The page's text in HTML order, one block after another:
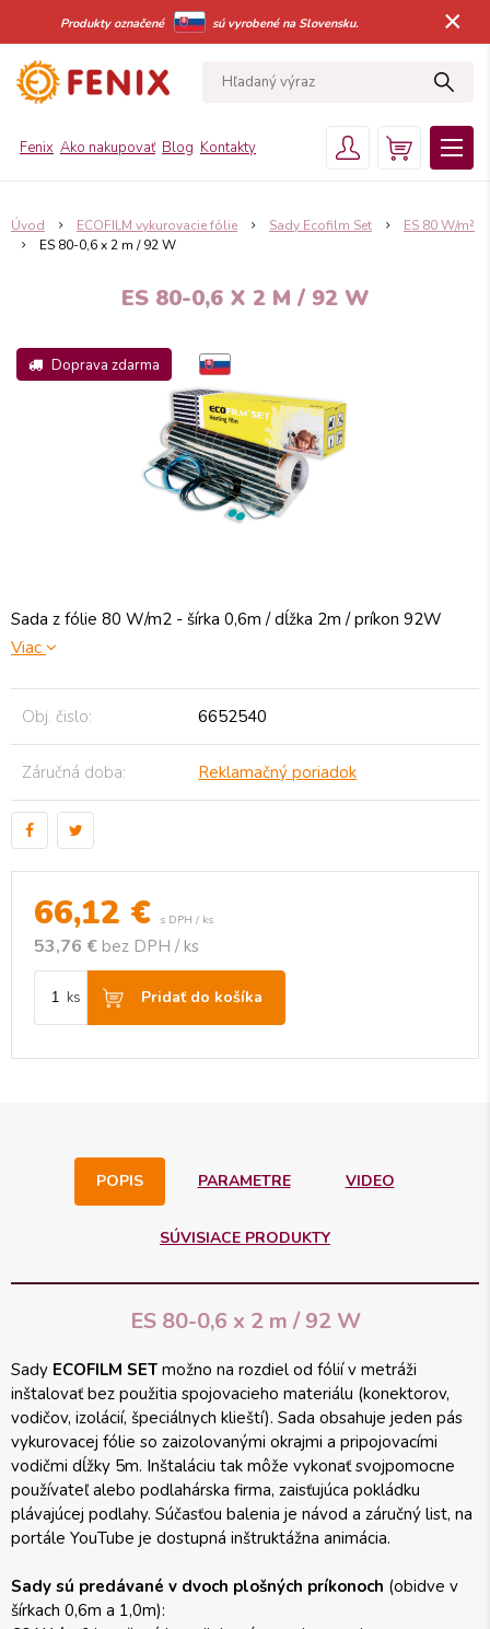
Produkty označené sú vyrobené na Slovensku. ×
Fenix Ako nakupovať Blog Kontakty
Úvod ECOFILM vykurovacie fólie Sady Ecofilm Set
ES 80 W/m²
ES 80-0,6 x 2 m / 92 W
ES 80-0,6 X 2 M / 92 W
Doprava zdarma
66,12 € s DPH / ks
53,76 € bez DPH / ks
ks Pridať do košíka
Sada z fólie 80 W/m2 - šírka 0,6m / dĺžka 2m / príkon 92W
Viac
Obj. čislo: 6652540
Záručná doba: Reklamačný poriadok
POPIS PARAMETRE VIDEO
SÚVISIACE PRODUKTY
ES 80-0,6 x 2 m / 92 W
Sady ECOFILM SET možno na rozdiel od fólií v metráži
inštalovať bez použitia spojovacieho materiálu (konektorov,
vodičov, izolácií, špeciálnych klieští). Sada obsahuje jeden pás
vykurovacej fólie so zaizolovanými okrajmi a pripojovacími
vodičmi dĺžky 5m. Inštaláciu tak môže vykonať svojpomocne
používateľ alebo podlahárska firma, zaisťujúca pokládku
plávajúcej podlahy. Súčasťou balenia je návod a záručný list, na
portále YouTube je dostupná inštruktážna animácia.
Sady sú predávané v dvoch plošných príkonoch (obidve v
šírkach 0,6m a 1,0m):